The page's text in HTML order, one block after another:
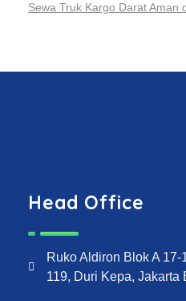
Sewa Truk Kargo Darat Aman
Head Office
Ruko Aldiron Blok A
119, Duri Kepa, Jakarta